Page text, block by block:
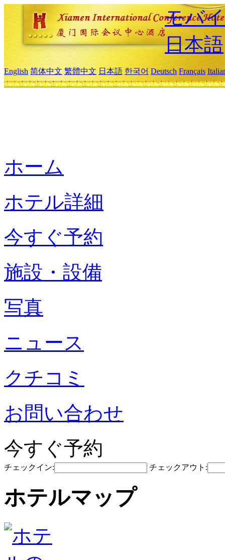
モバ
日本語
English 简体中文 繁體中文 日本語 한국어 Deutsch Français
ホーム
ホテル詳細
今すぐ予約
施設・設備
写真
ニュース
クチコミ
お問い合わせ
今すぐ予約
チェックイン: チェックアウト:
ホテルマップ